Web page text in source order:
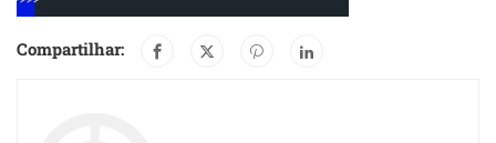
Compartilhar: